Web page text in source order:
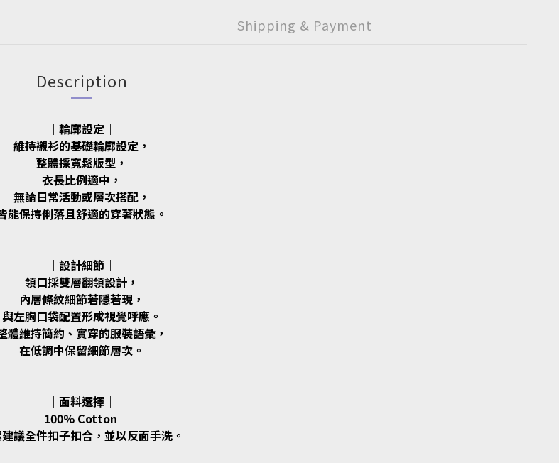
Shipping & Payment
Description
｜輪廓設定｜
維持襯衫的基礎輪廓設定，
整體採寬鬆版型，
衣長比例適中，
無論日常活動或層次搭配，
能保持俐落且舒適的穿著狀態。
｜設計細節｜
領口採雙層翻領設計，
內層條紋細節若隱若現，
與左胸口袋配置形成視覺呼應。
體維持簡約、實穿的服裝語彙，
在低調中保留細節層次。
｜面料選擇｜
100% Cotton
議全件扣子扣合，並以反面手洗。